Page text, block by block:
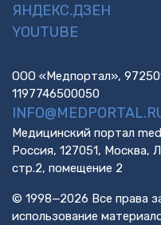
ЯНДЕКС.ДЗЕН
YOUTUBE
ООО «Медпортал»,
1197746500050
Медицинский портал
Россия, 127051, Москва,
стр.2, помещение 2
© 1998—2026 Все права
использование